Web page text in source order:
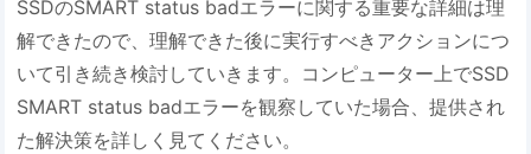
SSDのSMART status badエラーに関する重要な詳細は理
解できたので、理解できた後に実行すべきアクションにつ
いて引き続き検討していきます。コンピューター上でSSD
SMART status badエラーを観察していた場合、提供され
た解決策を詳しく見てください。